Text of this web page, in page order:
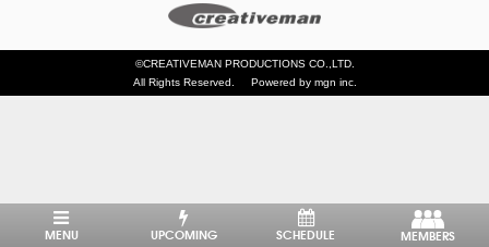
©CREATIVEMAN PRODUCTIONS CO.,LTD.
All Rights Reserved.
Powered by mgn inc.
MENU UPCOMING SCHEDULE MEMBERS